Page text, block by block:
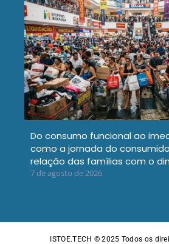
Do consumo funcional ao
como a jornada do
relação das famílias com o
7 de agosto de 2026
ISTOE.TECH © 2025 Todos os